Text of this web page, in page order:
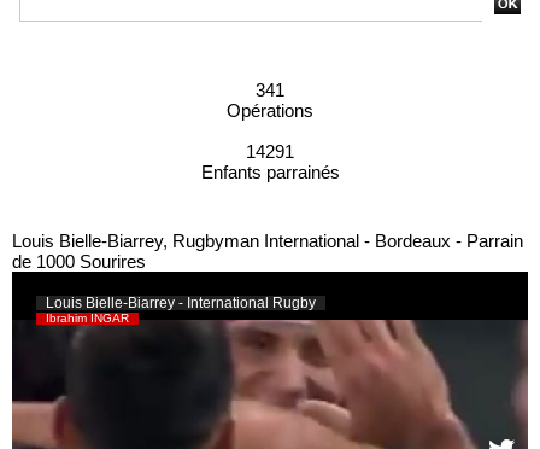
341
Opérations
14291
Enfants parrainés
Louis Bielle-Biarrey, Rugbyman International - Bordeaux - Parrain
de 1000 Sourires